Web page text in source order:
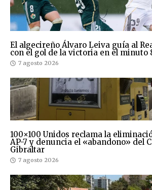
El algecireño Álvaro Leiva guía al
con el gol de la victoria en el minuto
7 agosto 2026
100×100 Unidos reclama la
AP-7 y denuncia el «abandono» del
Gibraltar
7 agosto 2026